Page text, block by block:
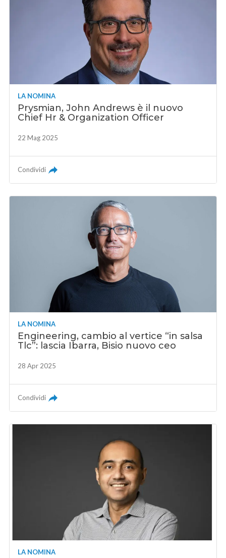
LA NOMINA
Prysmian, John Andrews è il nuovo
Chief Hr & Organization Officer
22 Mag 2025
Condividi
LA NOMINA
Engineering, cambio al vertice “in salsa
Tlc”: lascia Ibarra, Bisio nuovo ceo
28 Apr 2025
Condividi
LA NOMINA